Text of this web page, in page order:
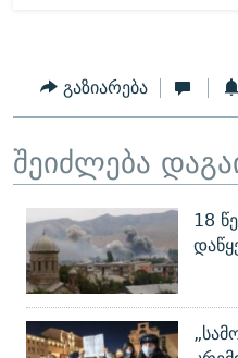
გაზიარება
შეიძლება
18